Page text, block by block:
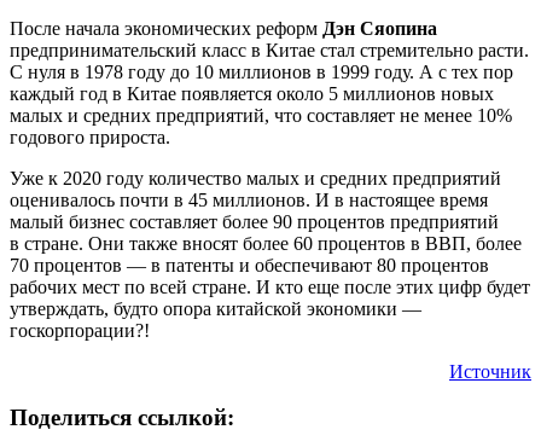
После начала экономических реформ Дэн Сяопина
предпринимательский класс в Китае стал стремительно расти.
С нуля в 1978 году до 10 миллионов в 1999 году. А с тех пор
каждый год в Китае появляется около 5 миллионов новых
малых и средних предприятий, что составляет не менее 10%
годового прироста.
Уже к 2020 году количество малых и средних предприятий
оценивалось почти в 45 миллионов. И в настоящее время
малый бизнес составляет более 90 процентов предприятий
в стране. Они также вносят более 60 процентов в ВВП, более
70 процентов — в патенты и обеспечивают 80 процентов
рабочих мест по всей стране. И кто еще после этих цифр будет
утверждать, будто опора китайской экономики —
госкорпорации?!
Источник
Поделиться ссылкой: